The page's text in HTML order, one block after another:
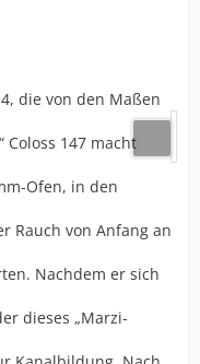
die von den Maßen
Coloss 147 macht
Ofen, in den
Rauch von Anfang an
Nachdem er sich
dieses „Marzi-